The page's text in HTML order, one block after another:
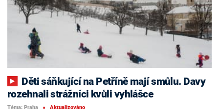
rozehnali strážníci kvůli vyhlášce
Téma: Praha ■ Aktualizováno